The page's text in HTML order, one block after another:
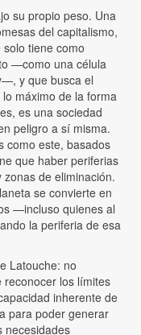
su propio peso. Una
del capitalismo,
tiene como
—como una célula
y que busca el
máximo de la forma
es una sociedad
peligro a sí misma.
como este, basados
que haber periferias
de eliminación.
se convierte en
—incluso quienes al
la periferia de esa
Latouche: no
reconocer los límites
inherente de
para poder generar
necesidades